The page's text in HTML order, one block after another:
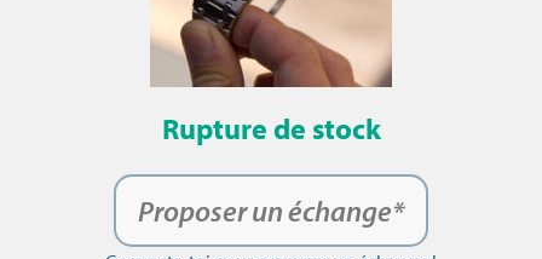
Rupture de stock
Proposer un échange*